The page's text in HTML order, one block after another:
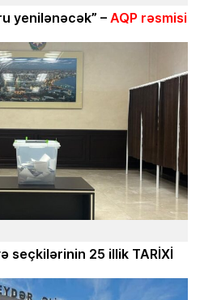
yenilənəcək” –AQP rəsmisi
seçkilərinin 25 illik TARİXİ